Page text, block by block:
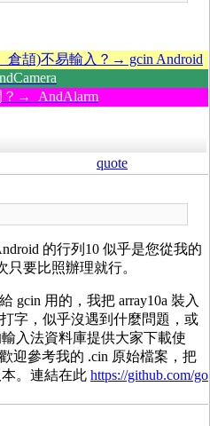
倉頡)不易輸入？→ gcin Android
？→ AndAlarm
quote
的行列10 似乎是您從我的
要比照辦理就行。
gcin 用的，我把 array10a 裝入
字，似乎沒遇到什麼問題，或
入法資料庫提供大家下載使
迎參考我的 .cin 原始檔案，把
。連結在此 https://github.com/go